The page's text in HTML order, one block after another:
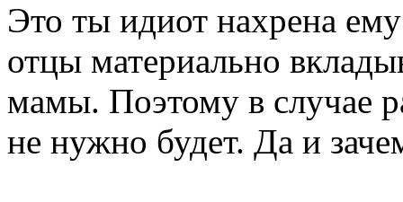
Это ты идиот нахрена
отцы материально
мамы. Поэтому в случае
не нужно будет. Да и